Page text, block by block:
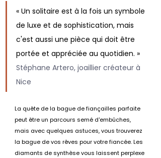
« Un solitaire est à la fois un symbole
de luxe et de sophistication, mais
c'est aussi une pièce qui doit être
portée et appréciée au quotidien. »
Stéphane Artero, joaillier créateur à
Nice
La quête de la bague de fiançailles parfaite
peut être un parcours semé d'embûches,
mais avec quelques astuces, vous trouverez
la bague de vos rêves pour votre fiancée. Les
diamants de synthèse vous laissent perplexe